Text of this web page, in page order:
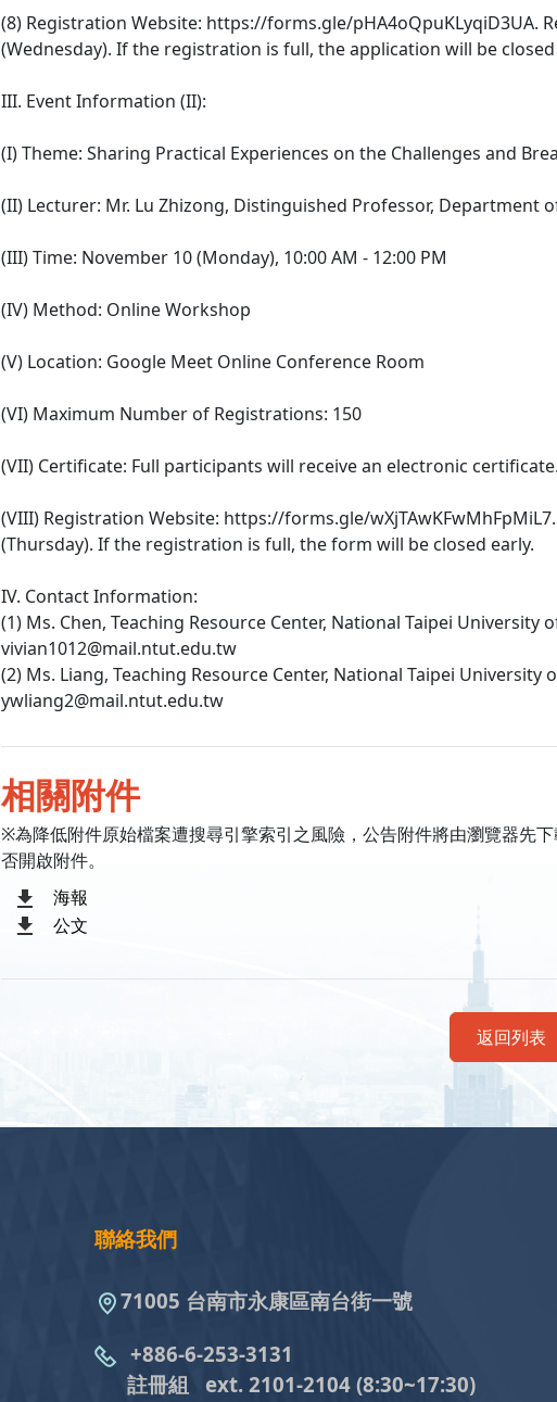
(8) Registration Website: https://forms.gle/pHA4oQpuKLyqiD3UA.
(Wednesday). If the registration is full, the application will be closed
III. Event Information (II):
(I) Theme: Sharing Practical Experiences on the Challenges and
(II) Lecturer: Mr. Lu Zhizong, Distinguished Professor, Department
(III) Time: November 10 (Monday), 10:00 AM - 12:00 PM
(IV) Method: Online Workshop
(V) Location: Google Meet Online Conference Room
(VI) Maximum Number of Registrations: 150
(VII) Certificate: Full participants will receive an electronic certificate.
(VIII) Registration Website: https://forms.gle/
(Thursday). If the registration is full, the form will be closed early.
IV. Contact Information:
(1) Ms. Chen, Teaching Resource Center, National Taipei University
vivian1012@mail.ntut.edu.tw
(2) Ms. Liang, Teaching Resource Center, National Taipei University
ywliang2@mail.ntut.edu.tw
相關附件
※為降低附件原始檔案遭搜尋引擎索引之風險，公告附件將由瀏覽器先
否開啟附件。
海報
公文
返回列表
聯絡我們
71005 台南市永康區南台街一號
+886-6-253-3131
註冊組 ext. 2101-2104 (8:30~17:30)